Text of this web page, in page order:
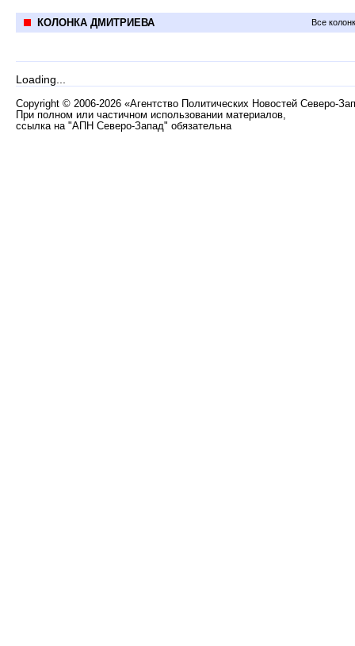
КОЛОНКА ДМИТРИЕВА Все
Loading...
Copyright © 2006-2026 «Агентство Политических Новостей Северо-
При полном или частичном использовании материалов,
ссылка на "АПН Северо-Запад" обязательна